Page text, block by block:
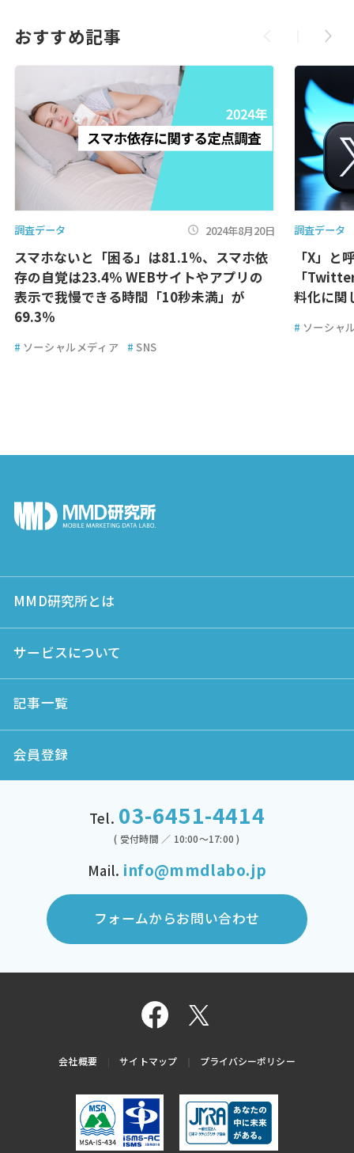
おすすめ記事
調査データ 2024年8月20日
スマホないと「困る」は81.1％、スマホ依
存の自覚は23.4％ WEBサイトやアプリの
表示で我慢できる時間「10秒未満」が
69.3％
# ソーシャルメディア # SNS
調査データ
「X」と
「
料化に関
# ソーシャ
MMD研究所とは
サービスについて
記事一覧
会員登録
Tel. 03-6451-4414
( 受付時間 ／ 10:00～17:00 )
Mail. info@mmdlabo.jp
フォームからお問い合わせ
会社概要 サイトマップ プライバシーポリシー